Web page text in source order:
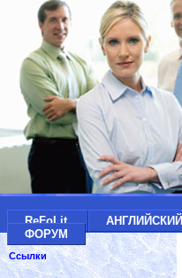
ReFoLit
АНГЛИЙСКИЙ
ФОРУМ
Ссылки